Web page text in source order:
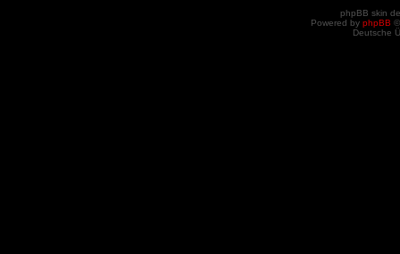
phpBB skin
Powered by phpBB
Deutsche